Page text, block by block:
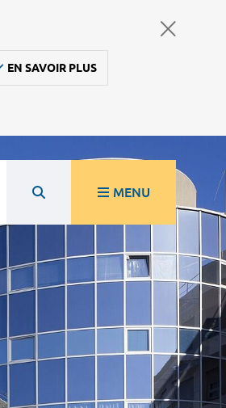
EN SAVOIR PLUS
MENU